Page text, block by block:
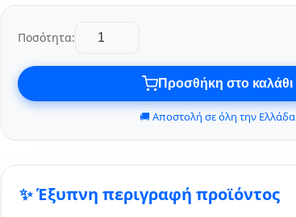
Ποσότητα:
Προσθήκη στο καλάθι
🚚 Αποστολή σε όλη την Ελλάδα
✨ Έξυπνη περιγραφή προϊόντος